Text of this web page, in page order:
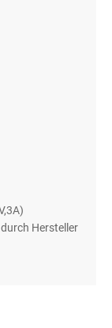
Hersteller